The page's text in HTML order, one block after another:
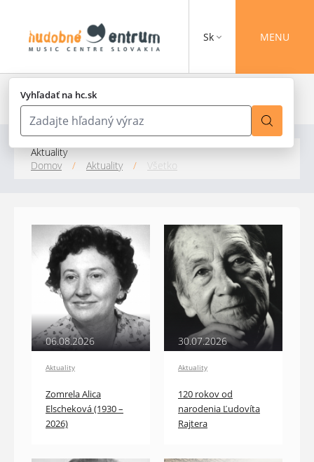
Vyhľadať na hc.sk
Sk MENU
Aktuality
Domov
/ Aktuality / Všetko
06.08.2026
Aktuality
Zomrela Alica
Elscheková (1930 –
2026)
30.07.2026
Aktuality
120 rokov od
narodenia Ľudovíta
Rajtera